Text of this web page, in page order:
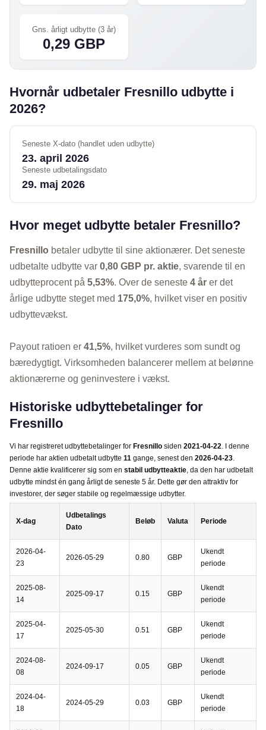
Gns. årligt udbytte (3 år)
0,29 GBP
Hvornår udbetaler Fresnillo udbytte i
2026?
Seneste X-dato (handlet uden udbytte)
23. april 2026
Seneste udbetalingsdato
29. maj 2026
Hvor meget udbytte betaler Fresnillo?
Fresnillo betaler udbytte til sine aktionærer. Det seneste
udbetalte udbytte var 0,80 GBP pr. aktie, svarende til en
udbytteprocent på 5,53%. Over de seneste 4 år er det
årlige udbytte steget med 175,0%, hvilket viser en positiv
udbyttevækst.
Payout ratioen er 41,5%, hvilket vurderes som sundt og
bæredygtigt. Virksomheden balancerer mellem at belønne
aktionærerne og geninvestere i vækst.
Historiske udbyttebetalinger for
Fresnillo
Vi har registreret udbyttebetalinger for Fresnillo siden 2021-04-22. I denne
periode har aktien udbetalt udbytte 11 gange, senest den 2026-04-23.
Denne aktie kvalificerer sig som en stabil udbytteaktie, da den har udbetalt
udbytte mindst én gang årligt de seneste 5 år. Dette gør den attraktiv for
investorer, der søger stabile og regelmæssige udbytter.
X-dag
Udbetalings
Dato
Beløb Valuta Periode
2026-04-
23
2026-05-29 0.80 GBP
Ukendt
periode
2025-08-
14
2025-09-17 0.15 GBP
Ukendt
periode
2025-04-
17
2025-05-30 0.51 GBP
Ukendt
periode
2024-08-
08
2024-09-17 0.05 GBP
Ukendt
periode
2024-04-
18
2024-05-29 0.03 GBP
Ukendt
periode